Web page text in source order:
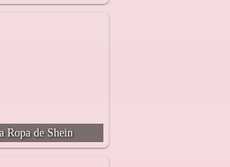
Ropa de Shein